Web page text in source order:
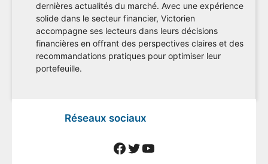
dernières actualités du marché. Avec une expérience
solide dans le secteur financier, Victorien
accompagne ses lecteurs dans leurs décisions
financières en offrant des perspectives claires et des
recommandations pratiques pour optimiser leur
portefeuille.
Réseaux sociaux
Facebook
Twitter
YouTube